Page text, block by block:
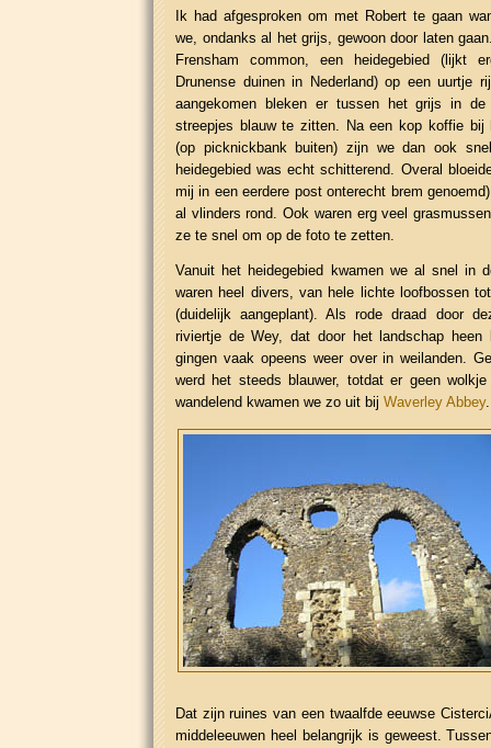
Ik had afgesproken om met Robert te gaan
we, ondanks al het grijs, gewoon door laten
Frensham common, een heidegebied (lijkt
Drunense duinen in Nederland) op een uurtje
aangekomen bleken er tussen het grijs in
streepjes blauw te zitten. Na een kop koffie bij
(op picknickbank buiten) zijn we dan ook
heidegebied was echt schitterend. Overal
mij in een eerdere post onterecht brem
al vlinders rond. Ook waren erg veel
ze te snel om op de foto te zetten.
Vanuit het heidegebied kwamen we al snel in
waren heel divers, van hele lichte loofbossen
(duidelijk aangeplant). Als rode draad door
riviertje de Wey, dat door het landschap heen
gingen vaak opeens weer over in weilanden.
werd het steeds blauwer, totdat er geen
wandelend kwamen we zo uit bij Waverley Abbey.
Dat zijn ruines van een twaalfde eeuwse
middeleeuwen heel belangrijk is geweest.